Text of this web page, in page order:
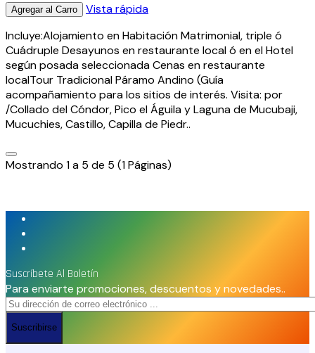
Agregar al Carro
Vista rápida
Incluye:Alojamiento en Habitación Matrimonial, triple ó
Cuádruple Desayunos en restaurante local ó en el Hotel
según posada seleccionada Cenas en restaurante
localTour Tradicional Páramo Andino (Guía
acompañamiento para los sitios de interés. Visita: por
/Collado del Cóndor, Pico el Águila y Laguna de Mucubaji,
Mucuchies, Castillo, Capilla de Piedr..
Mostrando 1 a 5 de 5 (1 Páginas)
Suscríbete Al Boletín
Para enviarte promociones, descuentos y novedades..
Suscribirse